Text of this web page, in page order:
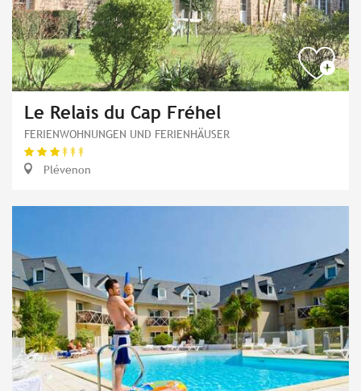
Le Relais du Cap Fréhel
FERIENWOHNUNGEN UND FERIENHÄUSER
Plévenon